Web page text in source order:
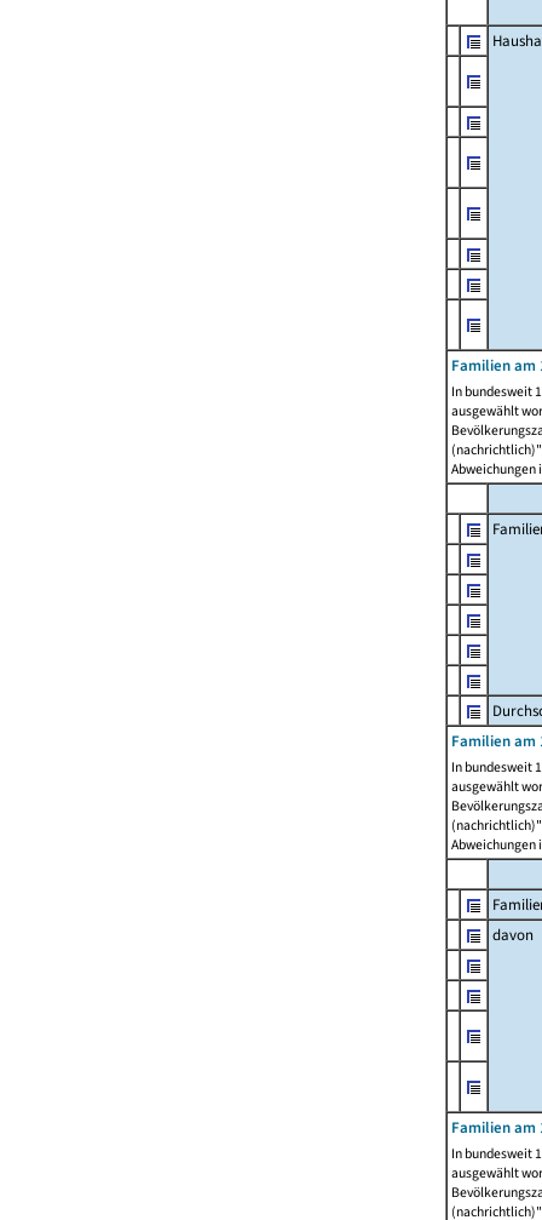
Familien am
In bundesweit
ausgewählt
Abweichungen
Familien am
In bundesweit
ausgewählt
Abweichungen
davon
Familien am
In bundesweit
ausgewählt